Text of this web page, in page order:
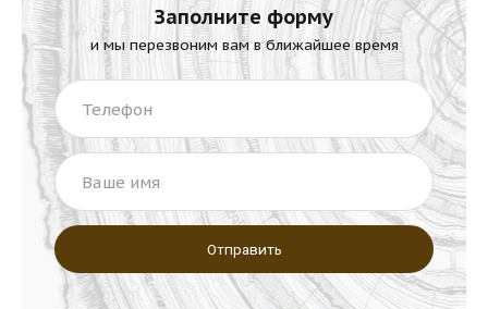
Заполните форму
и мы перезвоним вам в ближайшее время
Телефон
Ваше имя